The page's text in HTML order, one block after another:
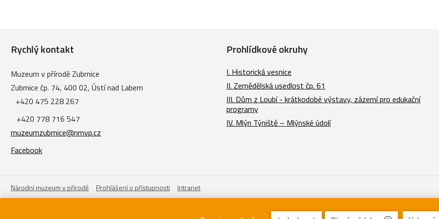
Rychlý kontakt
Muzeum v přírodě Zubrnice
Zubrnice čp. 74, 400 02, Ústí nad Labem
+420 475 228 267
+420 778 716 547
muzeumzubrnice@nmvp.cz
Facebook
Prohlídkové okruhy
I. Historická vesnice
II. Zemědělská usedlost čp. 61
III. Dům z Loubí - krátkodobé výstavy, zázemí pro edukační
programy
IV. Mlýn Týniště – Mlýnské údolí
Národní muzeum v přírodě Prohlášení o přístupnosti Intranet
Není-li výslovně uvedeno jinak, podléhají fotografie a texty licenci Creative Commons (CC BY-NC-ND 3.0 CZ) (Uveďte autora |